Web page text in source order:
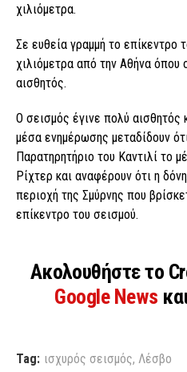
χιλιόμετρα.
Σε ευθεία γραμμή το επίκεντρο
χιλιόμετρα από την Αθήνα όπου
αισθητός.
Ο σεισμός έγινε πολύ αισθητός
μέσα ενημέρωσης μεταδίδουν
Παρατηρητήριο του Καντιλί το
Ρίχτερ και αναφέρουν ότι η
περιοχή της Σμύρνης που
επίκεντρο του σεισμού.
Ακολουθήστε το
Google News
Tag: ισχυρός σεισμός, Λέσβο